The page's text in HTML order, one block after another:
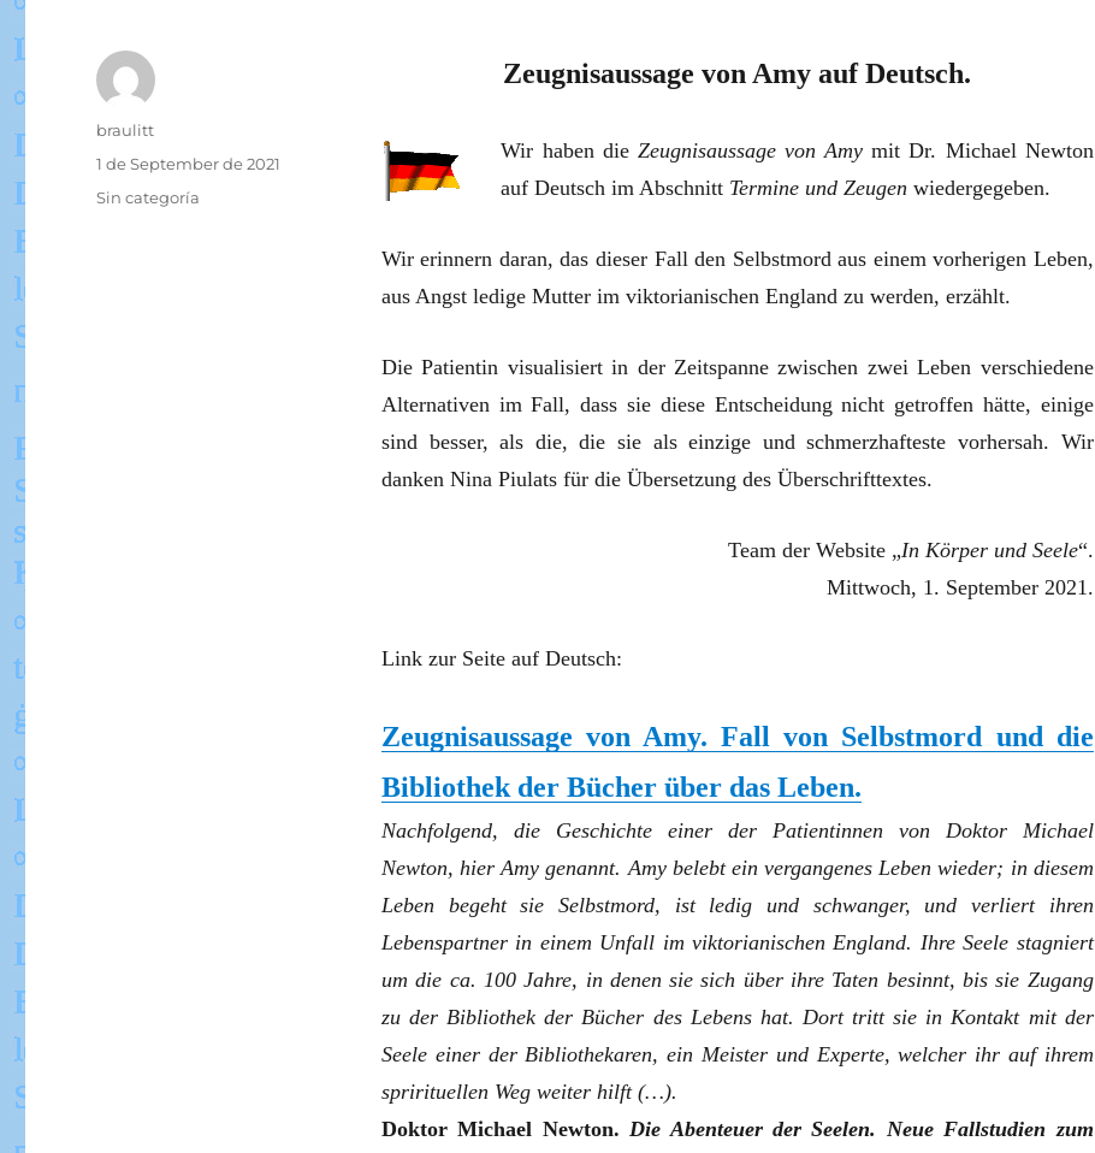
Zeugnisaussage von Amy auf Deutsch.
Wir haben die Zeugnisaussage von Amy mit Dr. Michael Newton
auf Deutsch im Abschnitt Termine und Zeugen wiedergegeben.
Wir erinnern daran, das dieser Fall den Selbstmord aus einem vorherigen Leben,
aus Angst ledige Mutter im viktorianischen England zu werden, erzählt.
Die Patientin visualisiert in der Zeitspanne zwischen zwei Leben verschiedene
Alternativen im Fall, dass sie diese Entscheidung nicht getroffen hätte, einige
sind besser, als die, die sie als einzige und schmerzhafteste vorhersah. Wir
danken Nina Piulats für die Übersetzung des Überschrifttextes.
Team der Website „In Körper und Seele“.
Mittwoch, 1. September 2021.
Link zur Seite auf Deutsch:
Zeugnisaussage von Amy. Fall von Selbstmord und die
Bibliothek der Bücher über das Leben.
Nachfolgend, die Geschichte einer der Patientinnen von Doktor Michael
Newton, hier Amy genannt. Amy belebt ein vergangenes Leben wieder; in diesem
Leben begeht sie Selbstmord, ist ledig und schwanger, und verliert ihren
Lebenspartner in einem Unfall im viktorianischen England. Ihre Seele stagniert
um die ca. 100 Jahre, in denen sie sich über ihre Taten besinnt, bis sie Zugang
zu der Bibliothek der Bücher des Lebens hat. Dort tritt sie in Kontakt mit der
Seele einer der Bibliothekaren, ein Meister und Experte, welcher ihr auf ihrem
sprirituellen Weg weiter hilft (…).
Doktor Michael Newton.Die Abenteuer der Seelen. Neue Fallstudien zum
Autor
braulitt
Veröffentlicht
am
1 de September de 2021
Kategorien
Sin categoría